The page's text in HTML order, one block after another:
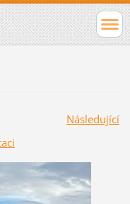
Následující